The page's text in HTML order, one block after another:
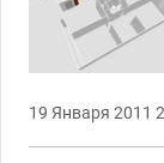
19 Января 2011